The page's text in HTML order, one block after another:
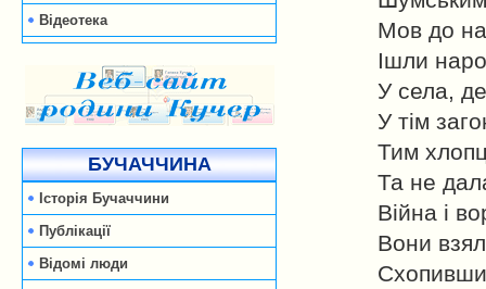
Відеотека
БУЧАЧЧИНА
Історія Бучаччини
Публікації
Відомі люди
Мов до
Ішли
У села,
У тім
Тим
Та не
Війна і
Вони